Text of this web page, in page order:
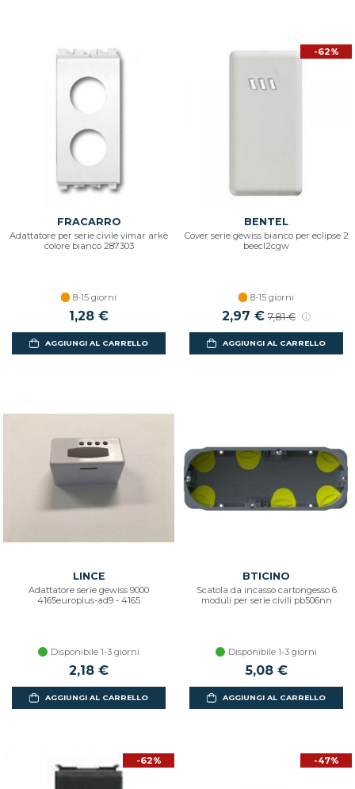
FRACARRO
Adattatore per serie civile vimar arkè
colore bianco 287303
8-15 giorni
1,28 €
AGGIUNGI AL CARRELLO
-62%
BENTEL
Cover serie gewiss bianco per eclipse 2
beecl2cgw
8-15 giorni
2,97 € 7,81 €
AGGIUNGI AL CARRELLO
LINCE
Adattatore serie gewiss 9000
4165europlus-ad9 - 4165
Disponibile 1-3 giorni
2,18 €
AGGIUNGI AL CARRELLO
BTICINO
Scatola da incasso cartongesso 6
moduli per serie civili pb506nn
Disponibile 1-3 giorni
5,08 €
AGGIUNGI AL CARRELLO
-62% -47%